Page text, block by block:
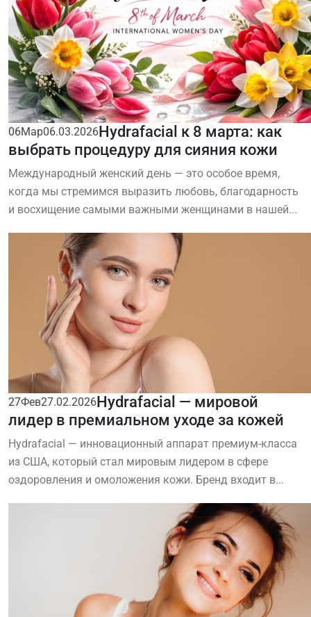
06Мар06.03.2026Hydrafacial к 8 марта: как
выбрать процедуру для сияния кожи
Международный женский день — это особое время,
когда мы стремимся выразить любовь, благодарность
и восхищение самыми важными женщинами в нашей...
27Фев27.02.2026Hydrafacial — мировой
лидер в премиальном уходе за кожей
Hydrafacial — инновационный аппарат премиум-класса
из США, который стал мировым лидером в сфере
оздоровления и омоложения кожи. Бренд входит в...